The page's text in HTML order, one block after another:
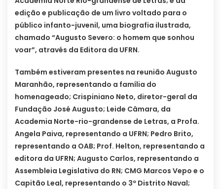
edição e publicação de um livro voltado para o
público infanto-juvenil, uma biografia ilustrada,
chamado “Augusto Severo: o homem que sonhou
voar”, através da Editora da UFRN.
Também estiveram presentes na reunião Augusto
Maranhão, representando a família do
homenageado; Crispiniano Neto, diretor-geral da
Fundação José Augusto; Leide Câmara, da
Academia Norte-rio-grandense de Letras, a Profa.
Angela Paiva, representando a UFRN; Pedro Brito,
representando a OAB; Prof. Helton, representando a
editora da UFRN; Augusto Carlos, representando a
Assembleia Legislativa do RN; CMG Marcos Vepo e o
Capitão Leal, representando o 3º Distrito Naval;